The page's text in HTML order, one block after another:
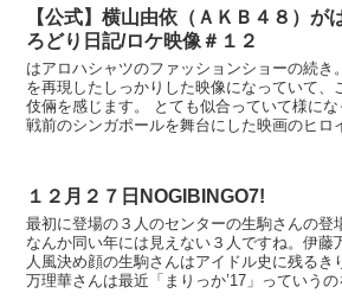
【公式】横山由依（ＡＫＢ４８）が
ろどり日記/ロケ映像＃１２
はアロハシャツのファッションショーの続き
を再現したしっかりした映像になっていて、
伎倆を感じます。 とても似合っていて様にな
戦前のシンガポールを舞台にした映画のヒロ
１２月２７日NOGIBINGO7!
最初に登場の３人のセンターの生駒さんの登
なんか同い年には見えない３人ですね。伊藤
人風決め顔の生駒さんはアイドル史に残るき
万理華さんは最近「まりっか’17」っていう